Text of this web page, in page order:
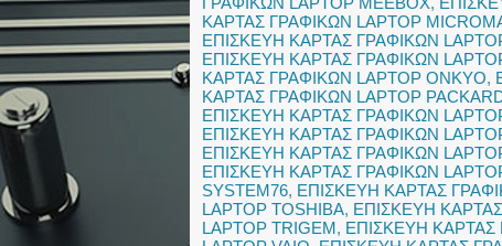
ΚΑΡΤΑΣ ΓΡΑΦΙΚΩΝ LAPTOP
ΕΠΙΣΚΕΥΗ ΚΑΡΤΑΣ ΓΡΑΦΙΚΩΝ
ΕΠΙΣΚΕΥΗ ΚΑΡΤΑΣ ΓΡΑΦΙΚΩΝ
ΚΑΡΤΑΣ ΓΡΑΦΙΚΩΝ LAPTOP ONKYO,
ΚΑΡΤΑΣ ΓΡΑΦΙΚΩΝ LAPTOP
ΕΠΙΣΚΕΥΗ ΚΑΡΤΑΣ ΓΡΑΦΙΚΩΝ
ΕΠΙΣΚΕΥΗ ΚΑΡΤΑΣ ΓΡΑΦΙΚΩΝ
ΕΠΙΣΚΕΥΗ ΚΑΡΤΑΣ ΓΡΑΦΙΚΩΝ
ΕΠΙΣΚΕΥΗ ΚΑΡΤΑΣ ΓΡΑΦΙΚΩΝ
SYSTEM76, ΕΠΙΣΚΕΥΗ ΚΑΡΤΑΣ
LAPTOP TOSHIBA, ΕΠΙΣΚΕΥΗ ΚΑΡΤΑΣ
LAPTOP TRIGEM, ΕΠΙΣΚΕΥΗ ΚΑΡΤΑΣ